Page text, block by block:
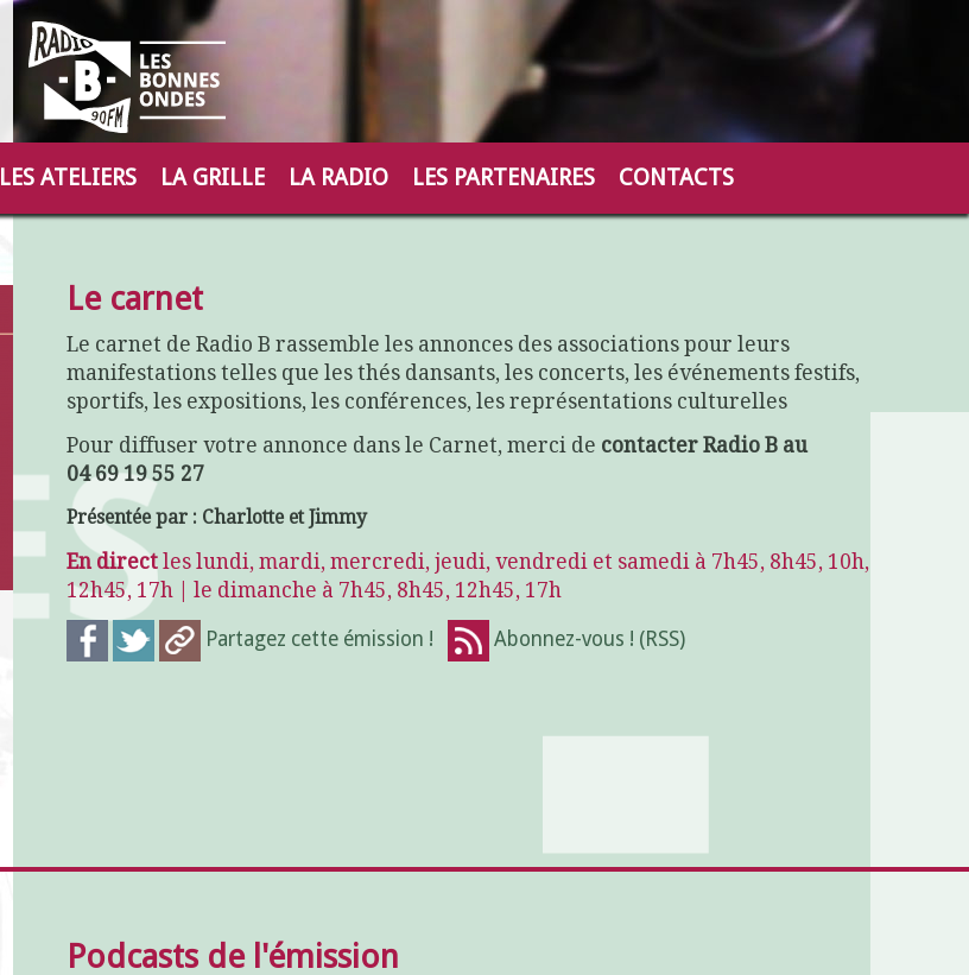
LES ATELIERS LA GRILLE LA RADIO LES PARTENAIRES CONTACTS
Le carnet
Le carnet de Radio B rassemble les annonces des associations pour leurs
manifestations telles que les thés dansants, les concerts, les événements festifs,
sportifs, les expositions, les conférences, les représentations culturelles
Pour diffuser votre annonce dans le Carnet, merci de contacter Radio B au
04 69 19 55 27
Présentée par : Charlotte et Jimmy
En direct les lundi, mardi, mercredi, jeudi, vendredi et samedi à 7h45, 8h45, 10h,
12h45, 17h | le dimanche à 7h45, 8h45, 12h45, 17h
Partagez cette émission ! Abonnez-vous ! (RSS)
Podcasts de l'émission